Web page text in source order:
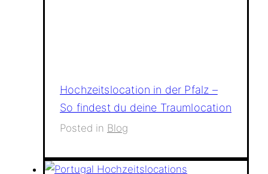
Hochzeitslocation in der Pfalz –
So findest du deine Traumlocation
Posted in Blog